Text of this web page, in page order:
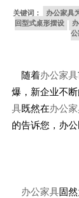
联系我们
关键词： 办公家具
回型式桌形摆设
公
随着办公家具
爆，新企业不
具既然在办公
的告诉您，办
办公家具固